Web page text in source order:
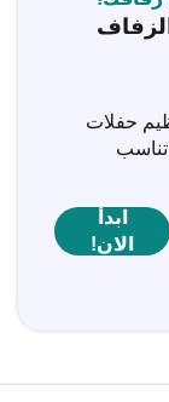
حفلات
ابدأ
الان!